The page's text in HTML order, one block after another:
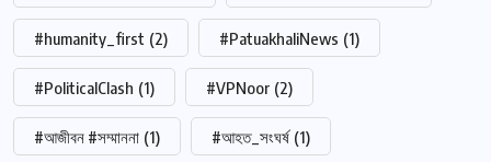
#humanity_first (2) #PatuakhaliNews (1)
#PoliticalClash (1) #VPNoor (2)
#আজীবন #সম্মাননা (1) #আহত_সংঘর্ষ (1)